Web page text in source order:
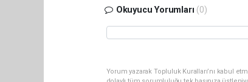
Okuyucu Yorumları (0)
Yorum yazarak Topluluk Kuralları’nı kabul